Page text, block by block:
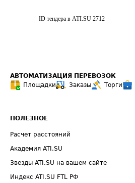
ID тендера в ATI.SU 2712
АВТОМАТИЗАЦИЯ ПЕРЕВОЗОК
Площадки
Заказы Торги
ПОЛЕЗНОЕ
Расчет расстояний
Академия ATI.SU
Звезды ATI.SU на вашем сайте
Индекс ATI.SU FTL РФ